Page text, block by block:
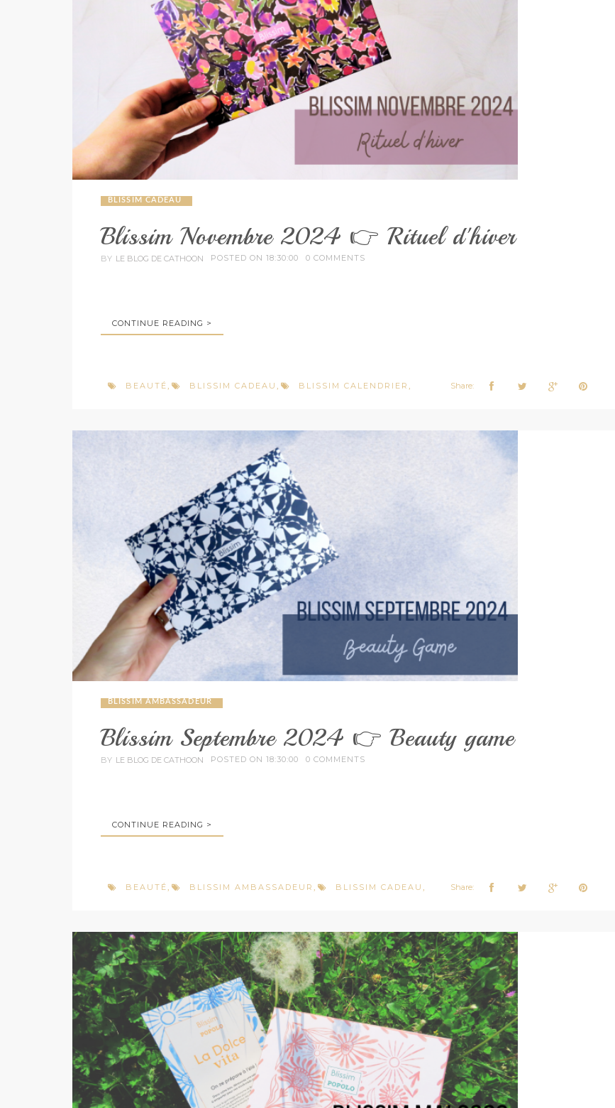
BLISSIM CADEAU
Blissim Novembre 2024 👉 Rituel d'hiver
BY LE BLOG DE CATHOON POSTED ON 18:30:00 0 COMMENTS
CONTINUE READING >
BEAUTÉ BLISSIM CADEAU BLISSIM CALENDRIER Share:
BLISSIM AMBASSADEUR
Blissim Septembre 2024 👉 Beauty game
BY LE BLOG DE CATHOON POSTED ON 18:30:00 0 COMMENTS
CONTINUE READING >
BEAUTÉ BLISSIM AMBASSADEUR BLISSIM CADEAU Share: